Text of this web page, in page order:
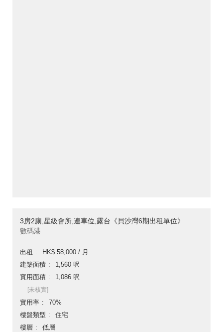
3房2廁,星級會所,連車位,露台《貝沙灣6期出租單位》
數碼港
出租
HK$ 58,000 / 月
建築面積
1,560 呎
實用面積
1,086 呎
[未核實]
實用率
70%
樓盤類型
住宅
樓層
低層